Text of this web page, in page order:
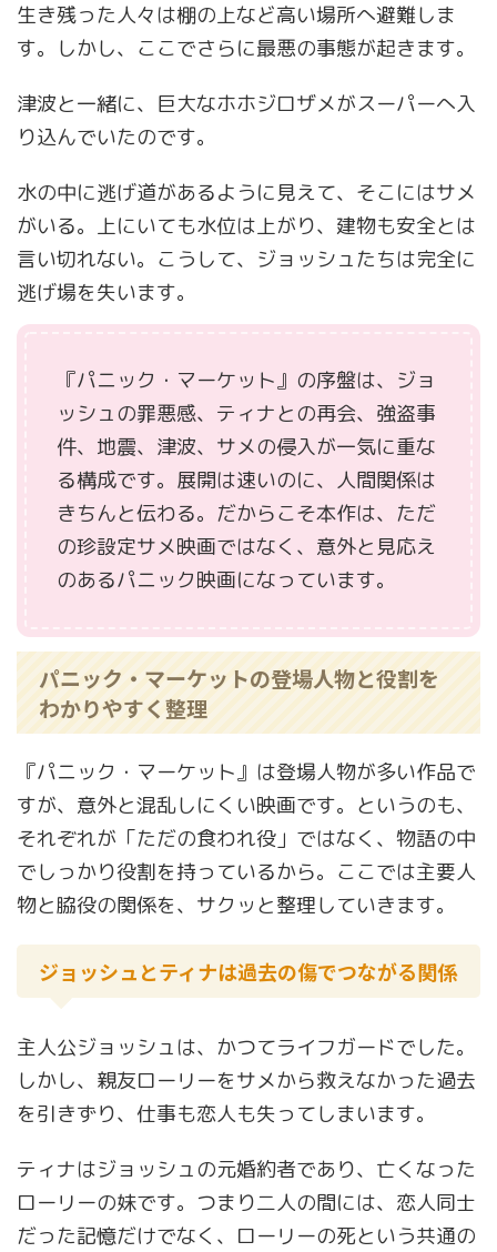
生き残った人々は棚の上など高い場所へ避難しま
す。しかし、ここでさらに最悪の事態が起きます。
津波と一緒に、巨大なホホジロザメがスーパーへ入
り込んでいたのです。
水の中に逃げ道があるように見えて、そこにはサメ
がいる。上にいても水位は上がり、建物も安全とは
言い切れない。こうして、ジョッシュたちは完全に
逃げ場を失います。
『パニック・マーケット』の序盤は、ジョ
ッシュの罪悪感、ティナとの再会、強盗事
件、地震、津波、サメの侵入が一気に重な
る構成です。展開は速いのに、人間関係は
きちんと伝わる。だからこそ本作は、ただ
の珍設定サメ映画ではなく、意外と見応え
のあるパニック映画になっています。
パニック・マーケットの登場人物と役割を
わかりやすく整理
『パニック・マーケット』は登場人物が多い作品で
すが、意外と混乱しにくい映画です。というのも、
それぞれが「ただの食われ役」ではなく、物語の中
でしっかり役割を持っているから。ここでは主要人
物と脇役の関係を、サクッと整理していきます。
ジョッシュとティナは過去の傷でつながる関係
主人公ジョッシュは、かつてライフガードでした。
しかし、親友ローリーをサメから救えなかった過去
を引きずり、仕事も恋人も失ってしまいます。
ティナはジョッシュの元婚約者であり、亡くなった
ローリーの妹です。つまり二人の間には、恋人同士
だった記憶だけでなく、ローリーの死という共通の